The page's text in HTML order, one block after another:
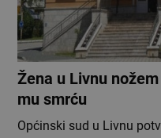
Žena u Livnu
mu smrću
Općinski sud u Livnu